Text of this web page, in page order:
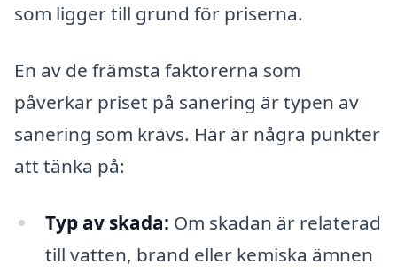
som ligger till grund för priserna.
En av de främsta faktorerna som
påverkar priset på sanering är typen av
sanering som krävs. Här är några punkter
att tänka på:
Typ av skada: Om skadan är relaterad
till vatten, brand eller kemiska ämnen